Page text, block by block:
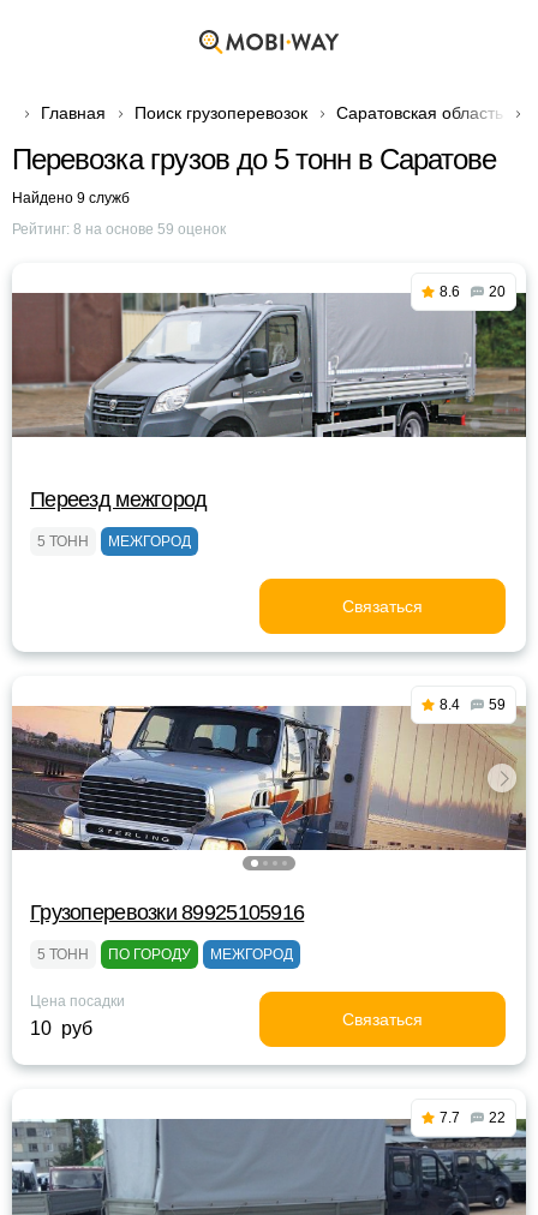
Главная Поиск грузоперевозок Саратовская область
Перевозка грузов до 5 тонн в Саратове
Найдено 9 служб
Рейтинг: 8 на основе 59 оценок
8.6 20
Переезд межгород
5 ТОНН МЕЖГОРОД
Связаться
8.4 59
Грузоперевозки 89925105916
5 ТОНН ПО ГОРОДУ МЕЖГОРОД
Цена посадки
10 руб Связаться
7.7 22